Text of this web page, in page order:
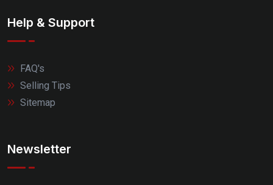
Help & Support
FAQ's
Selling Tips
Sitemap
Newsletter